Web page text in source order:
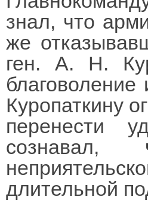
знал, что
же
ген. А. Н.
Куропаткину
перенести
сознавал,
длительной